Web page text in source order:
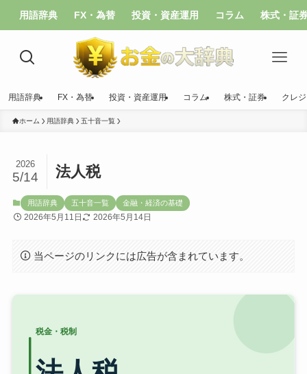
用語辞典 FX・為替 投資・資産運用 コラム 株式・証
用語辞典 FX・為替 投資・資産運用 コラム 株式・証券 クレ
ホーム 用語辞典 五十音一覧
法人税
2026
5/14
用語辞典 五十音一覧 金融・経済の基礎
2026年5月11日 2026年5月14日
当ページのリンクには広告が含まれています。